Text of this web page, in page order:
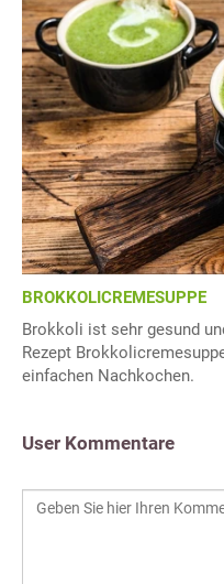
BROKKOLICREMESUPPE
Brokkoli ist sehr gesund
Rezept
einfachen Nachkochen.
User Kommentare